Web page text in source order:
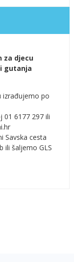
za djecu
gutanja
izrađujemo po
01 6177 297 ili
Savska cesta
ili šaljemo GLS